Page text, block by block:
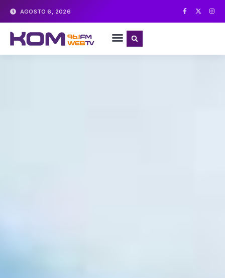
AGOSTO 6, 2026